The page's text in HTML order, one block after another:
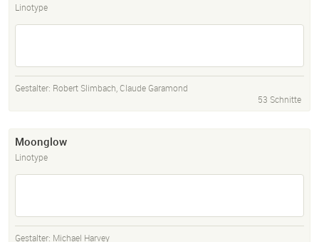
Linotype
Gestalter: Robert Slimbach,Claude Garamond
53 Schnitte
Moonglow
Linotype
Gestalter: Michael Harvey